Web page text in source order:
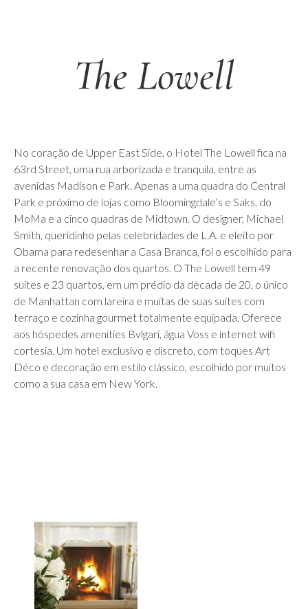
The Lowell
No coração de Upper East Side, o Hotel The Lowell fica na
63rd Street, uma rua arborizada e tranquila, entre as
avenidas Madison e Park. Apenas a uma quadra do Central
Park e próximo de lojas como Bloomingdale’s e Saks, do
MoMa e a cinco quadras de Midtown. O designer, Michael
Smith, queridinho pelas celebridades de L.A. e eleito por
Obama para redesenhar a Casa Branca, foi o escolhido para
a recente renovação dos quartos. O The Lowell tem 49
suítes e 23 quartos, em um prédio da década de 20, o único
de Manhattan com lareira e muitas de suas suítes com
terraço e cozinha gourmet totalmente equipada. Oferece
aos hóspedes amenities Bvlgari, água Voss e internet wifi
cortesia. Um hotel exclusivo e discreto, com toques Art
Déco e decoração em estilo clássico, escolhido por muitos
como a sua casa em New York.